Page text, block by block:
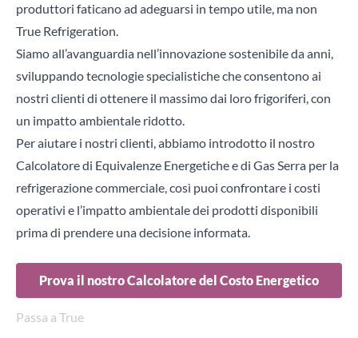
produttori faticano ad adeguarsi in tempo utile, ma non
True Refrigeration.
Siamo all’avanguardia nell’innovazione sostenibile da anni,
sviluppando tecnologie specialistiche che consentono ai
nostri clienti di ottenere il massimo dai loro frigoriferi, con
un impatto ambientale ridotto.
Per aiutare i nostri clienti, abbiamo introdotto il nostro
Calcolatore di Equivalenze Energetiche e di Gas Serra per la
refrigerazione commerciale, così puoi confrontare i costi
operativi e l’impatto ambientale dei prodotti disponibili
prima di prendere una decisione informata.
Prova il nostro Calcolatore del Costo Energetico